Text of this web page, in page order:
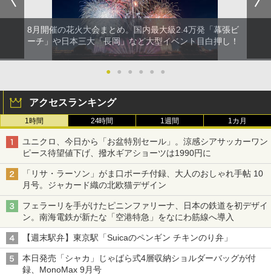
8月開催の花火大会まとめ。国内最大級2.4万発「幕張ビ
ーチ」や日本三大「長岡」など大型イベント目白押し！
● ● ● ● ● ●
アクセスランキング
1時間 24時間 1週間 1カ月
ユニクロ、今日から「お盆特別セール」。涼感シアサッカーワン
ピース待望値下げ、撥水ギアショーツは1990円に
「リサ・ラーソン」がま口ポーチ付録、大人のおしゃれ手帖 10
月号。ジャカード織の北欧猫デザイン
フェラーリを手がけたピニンファリーナ、日本の鉄道を初デザイ
ン。南海電鉄が新たな「空港特急」をなにわ筋線へ導入
【週末駅弁】東京駅「Suicaのペンギン チキンのり弁」
本日発売「シャカ」じゃばら式4層収納ショルダーバッグが付
録、MonoMax 9月号